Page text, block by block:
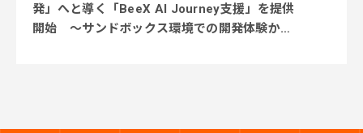
発」へと導く「BeeX AI Journey支援」を提供
開始 ～サンドボックス環境での開発体験から